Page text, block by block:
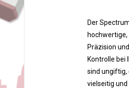
Der
Präzision
Kontrolle bei
sind ungiftig,
vielseitig